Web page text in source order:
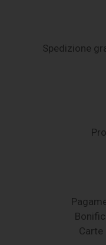
Spedizione
Carte